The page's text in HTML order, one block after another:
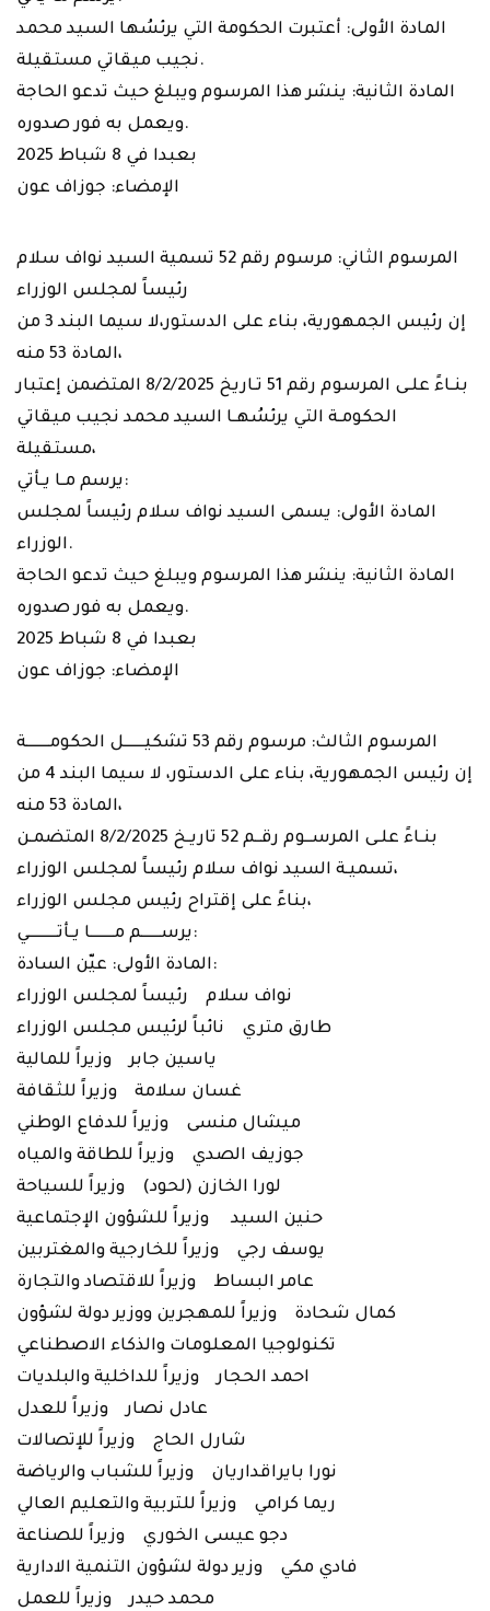
المادة الأولى: أعتبرت الحكومة التي يرئسُها السيد محمد
نجيب ميقاتي مستقيلة.
المادة الثانية: ينشر هذا المرسوم ويبلغ حيث تدعو الحاجة
ويعمل به فور صدوره.
بعبدا في 8 شباط 2025
الإمضاء: جوزاف عون
المرسوم الثاني: مرسوم رقم 52 تسمية السيد نواف سلام
رئيساً لمجلس الوزراء
إن رئيس الجمهورية، بناء على الدستور،لا سيما البند 3 من
المادة 53 منه،
بنـاءً علـى المرسوم رقم 51 تـاريخ 8/2/2025 المتضمن إعتبار
الحكومـة التي يرئسُهـا السيد محمد نجيب ميقاتي
مستقيلة،
يرسم مـا يـأتي:
المادة الأولى: يسمى السيد نواف سلام رئيساً لمجلس
الوزراء.
المادة الثانية: ينشر هذا المرسوم ويبلغ حيث تدعو الحاجة
ويعمل به فور صدوره.
بعبدا في 8 شباط 2025
الإمضاء: جوزاف عون
المرسوم الثالث: مرسوم رقم 53 تشكيــــــل الحكومـــــــة
إن رئيس الجمهورية، بناء على الدستور، لا سيما البند 4 من
المادة 53 منه،
بنـاءً علـى المرســوم رقــم 52 تاريـخ 8/2/2025 المتضمـن
تسميـة السيد نواف سلام رئيساً لمجلس الوزراء،
بناءً على إقتراح رئيس مجلس الوزراء،
يرســــــم مـــــــا يـأتـــــــــي:
المادة الأولى: عيّن السادة:
نواف سلام رئيساً لمجلس الوزراء
طارق متري نائباً لرئيس مجلس الوزراء
ياسين جابر وزيراً للمالية
غسان سلامة وزيراً للثقافة
ميشال منسى وزيراً للدفاع الوطني
جوزيف الصدي وزيراً للطاقة والمياه
لورا الخازن (لحود) وزيراً للسياحة
حنين السيد وزيراً للشؤون الإجتماعية
يوسف رجي وزيراً للخارجية والمغتربين
عامر البساط وزيراً للاقتصاد والتجارة
كمال شحادة وزيراً للمهجرين ووزير دولة لشؤون
تكنولوجيا المعلومات والذكاء الاصطناعي
احمد الحجار وزيراً للداخلية والبلديات
عادل نصار وزيراً للعدل
شارل الحاج وزيراً للإتصالات
نورا بايراقداريان وزيراً للشباب والرياضة
ريما كرامي وزيراً للتربية والتعليم العالي
دجو عيسى الخوري وزيراً للصناعة
فادي مكي وزير دولة لشؤون التنمية الادارية
محمد حيدر وزيراً للعمل